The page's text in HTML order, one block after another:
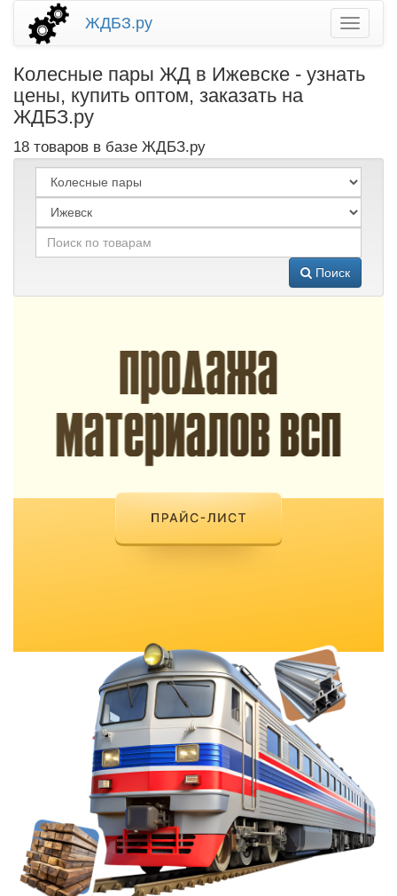
ЖДБЗ.ру
Колесные пары ЖД в Ижевске - узнать
цены, купить оптом, заказать на
ЖДБЗ.ру
18 товаров в базе ЖДБЗ.ру
Поиск